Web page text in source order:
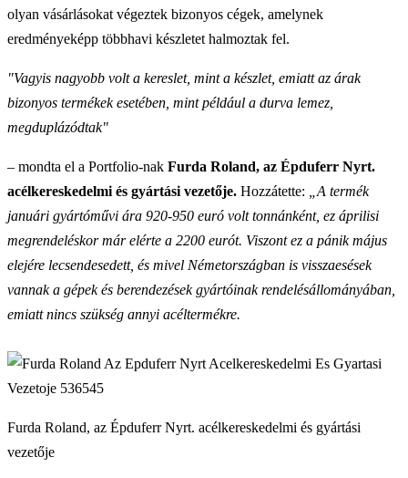
olyan vásárlásokat végeztek bizonyos cégek, amelynek
eredményeképp többhavi készletet halmoztak fel.
"Vagyis nagyobb volt a kereslet, mint a készlet, emiatt az árak
bizonyos termékek esetében, mint például a durva lemez,
megduplázódtak"
– mondta el a Portfolio-nak Furda Roland, az Épduferr Nyrt.
acélkereskedelmi és gyártási vezetője. Hozzátette: „A termék
januári gyártóművi ára 920-950 euró volt tonnánként, ez áprilisi
megrendeléskor már elérte a 2200 eurót. Viszont ez a pánik május
elejére lecsendesedett, és mivel Németországban is visszaesések
vannak a gépek és berendezések gyártóinak rendelésállományában,
emiatt nincs szükség annyi acéltermékre.
Furda Roland, az Épduferr Nyrt. acélkereskedelmi és gyártási
vezetője